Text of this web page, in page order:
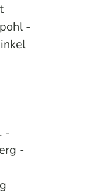
-
-
-